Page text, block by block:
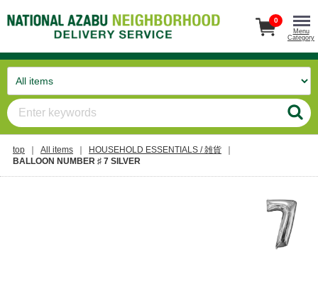
0
Menu
Category
top All items
HOUSEHOLD ESSENTIALS / 雑貨
BALLOON NUMBER ♯ 7 SILVER